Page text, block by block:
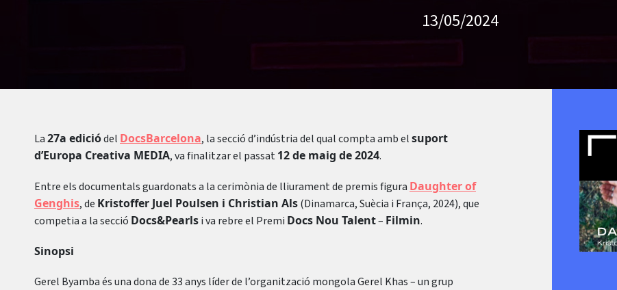
13/05/2024
La27a ediciódel DocsBarcelona, la secció d’indústria del qual compta amb elsuport
d’Europa Creativa MEDIA, va finalitzar el passat12 de maig de 2024.
Entre els documentals guardonats a la cerimònia de lliurament de premis figura Daughter of
Genghis, de Kristoffer Juel Poulsen i Christian Als(Dinamarca, Suècia i França, 2024), que
competia a la secció Docs&Pearlsi va rebre el Premi Docs Nou Talent– Filmin.
Sinopsi
Gerel Byamba és una dona de 33 anys líder de l’organització mongola Gerel Khas – un grup